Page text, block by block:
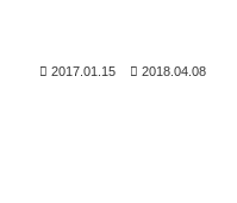
2017.01.15 2018.04.08